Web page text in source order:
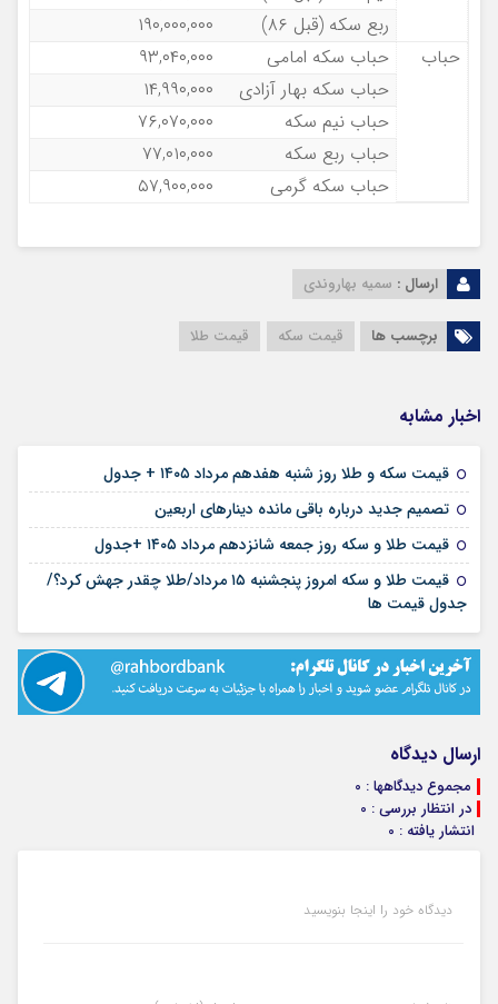
ربع سکه (قبل ۸۶)
۱۹۰,۰۰۰,۰۰۰
حباب
حباب سکه امامی
۹۳,۰۴۰,۰۰۰
حباب سکه بهار آزادی
۱۴,۹۹۰,۰۰۰
حباب نیم سکه
۷۶,۰۷۰,۰۰۰
حباب ربع سکه
۷۷,۰۱۰,۰۰۰
حباب سکه گرمی
۵۷,۹۰۰,۰۰۰
ارسال : سمیه بهاروندی
برچسب ها قیمت سکه قیمت طلا
اخبار مشابه
قیمت سکه و طلا روز شنبه هفدهم مرداد ۱۴۰۵ + جدول
تصمیم جدید درباره باقی مانده دینارهای اربعین
قیمت طلا و سکه روز جمعه شانزدهم مرداد ۱۴۰۵ +جدول
قیمت طلا و سکه امروز پنجشنبه ۱۵ مرداد/طلا چقدر جهش کرد؟/
جدول قیمت ها
ارسال دیدگاه
مجموع دیدگاهها : 0
در انتظار بررسی : 0
انتشار یافته : 0
دیدگاه خود را اینجا بنویسید